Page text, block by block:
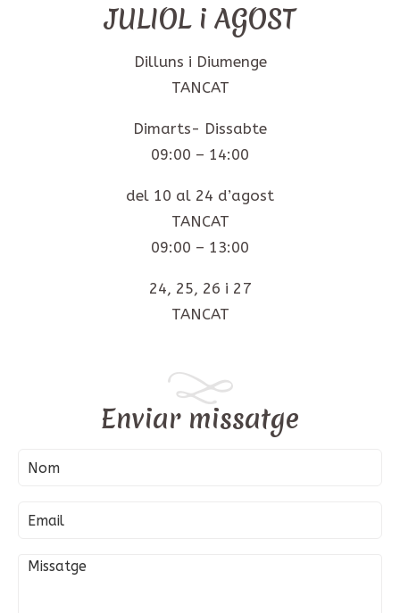
JULIOL i AGOST
Dilluns i Diumenge
TANCAT
Dimarts- Dissabte
09:00 – 14:00
del 10 al 24 d’agost
TANCAT
09:00 – 13:00
24, 25, 26 i 27
TANCAT
Enviar missatge